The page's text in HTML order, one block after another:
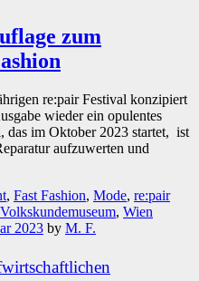
zum
re:pair Festival konzipiert
wieder ein opulentes
das im Oktober 2023 startet, ist
aufzuwerten und
, Fast Fashion, Mode, re:pair
Volkskundemuseum, Wien
2023 by M. F.